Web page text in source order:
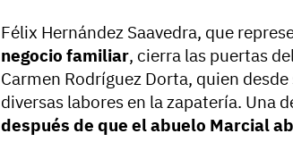
Félix Hernández Saavedra, que
negocio familiar, cierra las puertas
Carmen Rodríguez Dorta, quien
diversas labores en la zapatería. Una
después de que el abuelo Marcial